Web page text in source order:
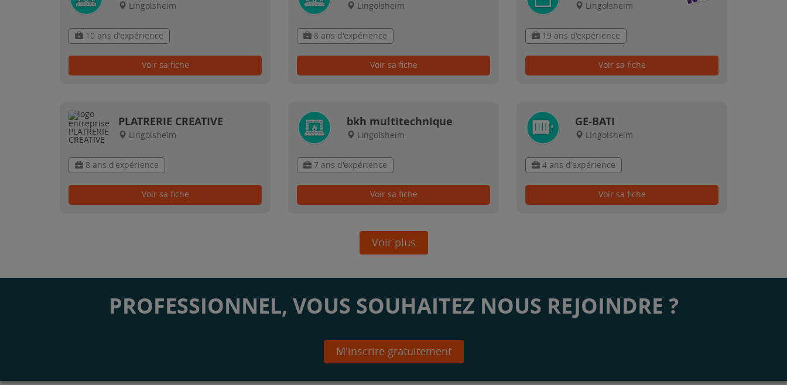
Lingolsheim
10 ans d'expérience
Voir sa fiche
Lingolsheim
8 ans d'expérience
Voir sa fiche
Lingolsheim
19 ans d'expérience
Voir sa fiche
PLATRERIE CREATIVE
Lingolsheim
8 ans d'expérience
Voir sa fiche
bkh multitechnique
Lingolsheim
7 ans d'expérience
Voir sa fiche
GE-BATI
Lingolsheim
4 ans d'expérience
Voir sa fiche
Voir plus
PROFESSIONNEL, VOUS SOUHAITEZ NOUS REJOINDRE ?
M'inscrire gratuitement